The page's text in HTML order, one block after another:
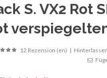
S. VX2 Rot
12 Rezension (en) |